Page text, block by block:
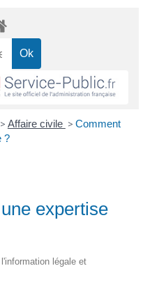
> Affaire civile > Comment
?
expertise
légale et